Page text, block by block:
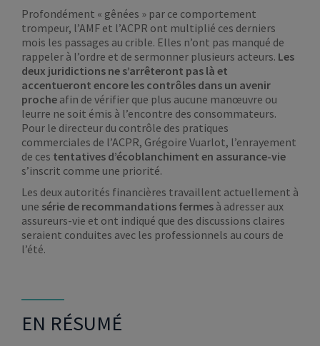
Profondément « gênées » par ce comportement
trompeur, l’AMF et l’ACPR ont multiplié ces derniers
mois les passages au crible. Elles n’ont pas manqué de
rappeler à l’ordre et de sermonner plusieurs acteurs. Les
deux juridictions ne s’arrêteront pas là et
accentueront encore les contrôles dans un avenir
proche afin de vérifier que plus aucune manœuvre ou
leurre ne soit émis à l’encontre des consommateurs.
Pour le directeur du contrôle des pratiques
commerciales de l’ACPR, Grégoire Vuarlot, l’enrayement
de ces tentatives d’écoblanchiment en assurance-vie
s’inscrit comme une priorité.
Les deux autorités financières travaillent actuellement à
une série de recommandations fermes à adresser aux
assureurs-vie et ont indiqué que des discussions claires
seraient conduites avec les professionnels au cours de
l’été.
EN RÉSUMÉ